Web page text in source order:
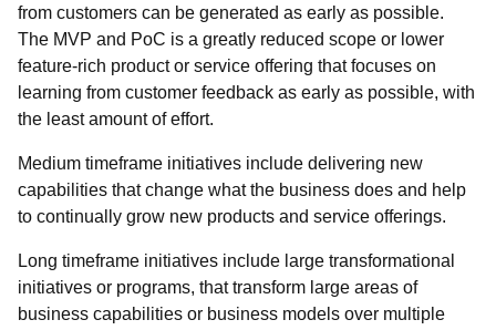
from customers can be generated as early as possible.
The MVP and PoC is a greatly reduced scope or lower
feature-rich product or service offering that focuses on
learning from customer feedback as early as possible, with
the least amount of effort.
Medium timeframe initiatives include delivering new
capabilities that change what the business does and help
to continually grow new products and service offerings.
Long timeframe initiatives include large transformational
initiatives or programs, that transform large areas of
business capabilities or business models over multiple